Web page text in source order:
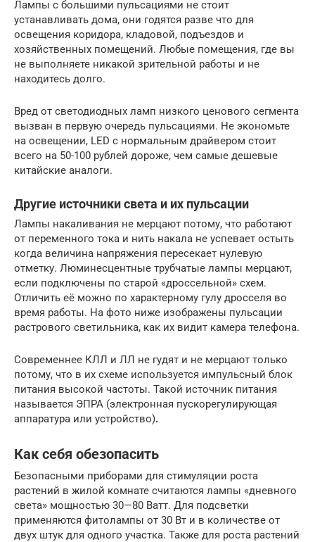
Лампы с большими пульсациями не стоит
устанавливать дома, они годятся разве что для
освещения коридора, кладовой, подъездов и
хозяйственных помещений. Любые помещения, где вы
не выполняете никакой зрительной работы и не
находитесь долго.
Вред от светодиодных ламп низкого ценового сегмента
вызван в первую очередь пульсациями. Не экономьте
на освещении, LED с нормальным драйвером стоит
всего на 50-100 рублей дороже, чем самые дешевые
китайские аналоги.
Другие источники света и их пульсации
Лампы накаливания не мерцают потому, что работают
от переменного тока и нить накала не успевает остыть
когда величина напряжения пересекает нулевую
отметку. Люминесцентные трубчатые лампы мерцают,
если подключены по старой «дроссельной» схем.
Отличить её можно по характерному гулу дросселя во
время работы. На фото ниже изображены пульсации
растрового светильника, как их видит камера телефона.
Современнее КЛЛ и ЛЛ не гудят и не мерцают только
потому, что в их схеме используется импульсный блок
питания высокой частоты. Такой источник питания
называется ЭПРА (электронная пускорегулирующая
аппаратура или устройство).
Как себя обезопасить
Безопасными приборами для стимуляции роста
растений в жилой комнате считаются лампы «дневного
света» мощностью 30—80 Ватт. Для подсветки
применяются фитолампы от 30 Вт и в количестве от
двух штук для одного участка. Также для роста растений